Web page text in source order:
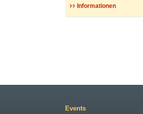
Informationen
Events